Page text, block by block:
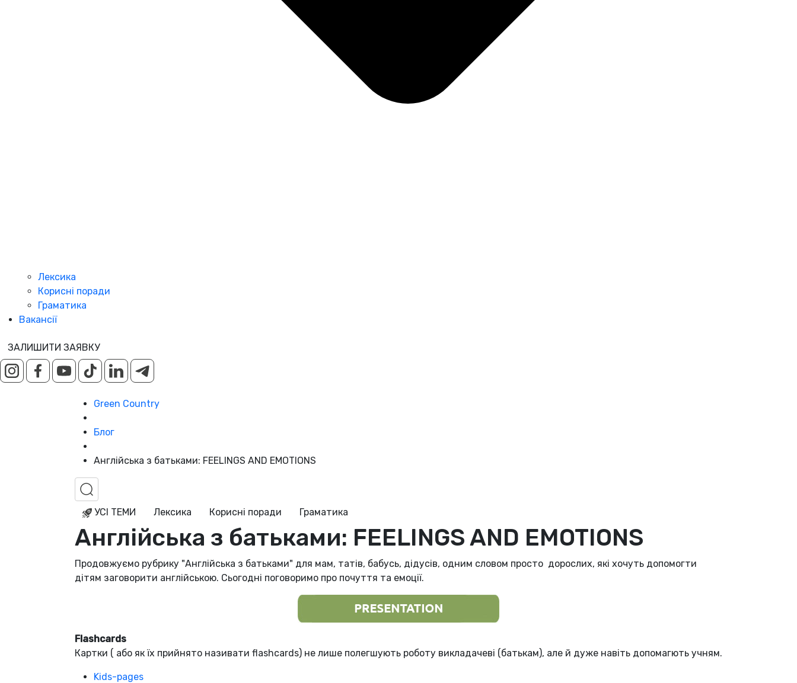
Лексика
Корисні поради
Граматика
Вакансії
ЗАЛИШИТИ ЗАЯВКУ
Green Country
Блог
Англійська з батьками: FEELINGS AND EMOTIONS
УСІ ТЕМИ Лексика Корисні поради Граматика
Англійська з батьками: FEELINGS AND EMOTIONS
Продовжуємо рубрику "Англійська з батьками" для мам, татів, бабусь, дідусів, одним словом просто дорослих, які хочуть допомогти
дітям заговорити англійською. Сьогодні поговоримо про почуття та емоції.
Flashcards
Картки ( або як їх прийнято називати flashcards) не лише полегшують роботу викладачеві (батькам), але й дуже навіть допомагють учням.
Kids-pages